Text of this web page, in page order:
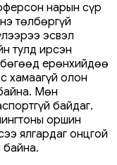
нарын сүр
төлбөргүй
эсвэл
тулд ирсэн
ерөнхийдөө
хамаагүй олон
Мөн
байдаг.
оршин
ялгардаг онцгой
байна.